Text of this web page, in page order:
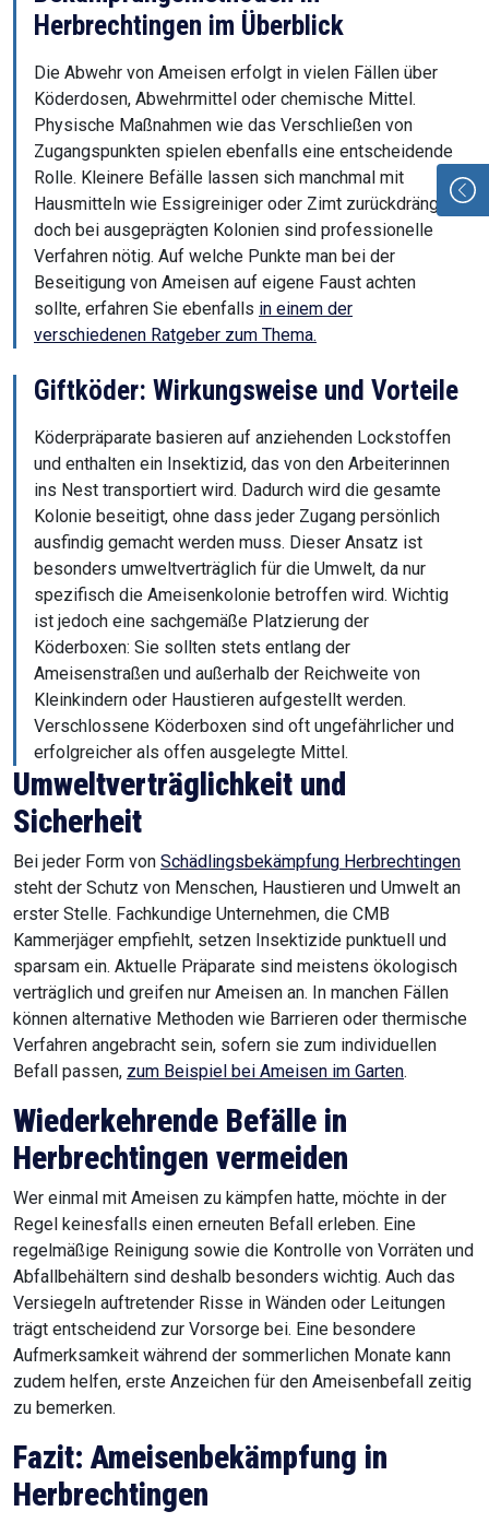
Herbrechtingen im Überblick
Die Abwehr von Ameisen erfolgt in vielen Fällen über
Köderdosen, Abwehrmittel oder chemische Mittel.
Physische Maßnahmen wie das Verschließen von
Zugangspunkten spielen ebenfalls eine entscheidende
Rolle. Kleinere Befälle lassen sich manchmal mit
Hausmitteln wie Essigreiniger oder Zimt zurückdrängen,
doch bei ausgeprägten Kolonien sind professionelle
Verfahren nötig. Auf welche Punkte man bei der
Beseitigung von Ameisen auf eigene Faust achten
sollte, erfahren Sie ebenfalls in einem der
verschiedenen Ratgeber zum Thema.
Giftköder: Wirkungsweise und Vorteile
Köderpräparate basieren auf anziehenden Lockstoffen
und enthalten ein Insektizid, das von den Arbeiterinnen
ins Nest transportiert wird. Dadurch wird die gesamte
Kolonie beseitigt, ohne dass jeder Zugang persönlich
ausfindig gemacht werden muss. Dieser Ansatz ist
besonders umweltverträglich für die Umwelt, da nur
spezifisch die Ameisenkolonie betroffen wird. Wichtig
ist jedoch eine sachgemäße Platzierung der
Köderboxen: Sie sollten stets entlang der
Ameisenstraßen und außerhalb der Reichweite von
Kleinkindern oder Haustieren aufgestellt werden.
Verschlossene Köderboxen sind oft ungefährlicher und
erfolgreicher als offen ausgelegte Mittel.
Umweltverträglichkeit und
Sicherheit
Bei jeder Form von Schädlingsbekämpfung Herbrechtingen
steht der Schutz von Menschen, Haustieren und Umwelt an
erster Stelle. Fachkundige Unternehmen, die CMB
Kammerjäger empfiehlt, setzen Insektizide punktuell und
sparsam ein. Aktuelle Präparate sind meistens ökologisch
verträglich und greifen nur Ameisen an. In manchen Fällen
können alternative Methoden wie Barrieren oder thermische
Verfahren angebracht sein, sofern sie zum individuellen
Befall passen, zum Beispiel bei Ameisen im Garten.
Wiederkehrende Befälle in
Herbrechtingen vermeiden
Wer einmal mit Ameisen zu kämpfen hatte, möchte in der
Regel keinesfalls einen erneuten Befall erleben. Eine
regelmäßige Reinigung sowie die Kontrolle von Vorräten und
Abfallbehältern sind deshalb besonders wichtig. Auch das
Versiegeln auftretender Risse in Wänden oder Leitungen
trägt entscheidend zur Vorsorge bei. Eine besondere
Aufmerksamkeit während der sommerlichen Monate kann
zudem helfen, erste Anzeichen für den Ameisenbefall zeitig
zu bemerken.
Fazit: Ameisenbekämpfung in
Herbrechtingen